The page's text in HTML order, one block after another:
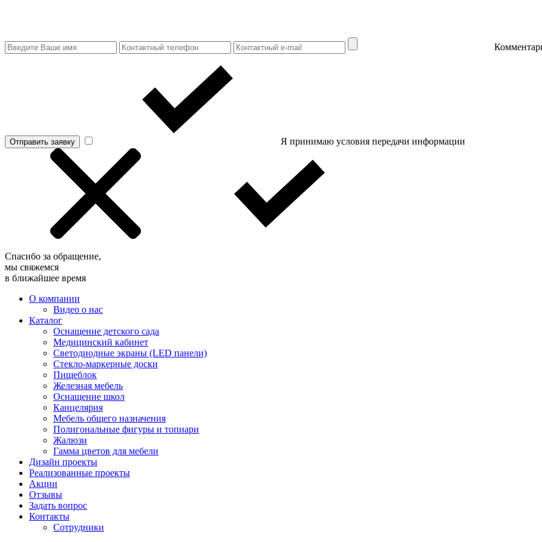
Отправить заявку Я принимаю условия передачи информации
Спасибо за обращение,
мы свяжемся
в ближайшее время
О компании
Видео о нас
Каталог
Оснащение детского сада
Медицинский кабинет
Светодиодные экраны (LED панели)
Стекло-маркерные доски
Пищеблок
Железная мебель
Оснащение школ
Канцелярия
Мебель общего назначения
Полигональные фигуры и топиари
Жалюзи
Гамма цветов для мебели
Дизайн проекты
Реализованные проекты
Акции
Отзывы
Задать вопрос
Контакты
Сотрудники